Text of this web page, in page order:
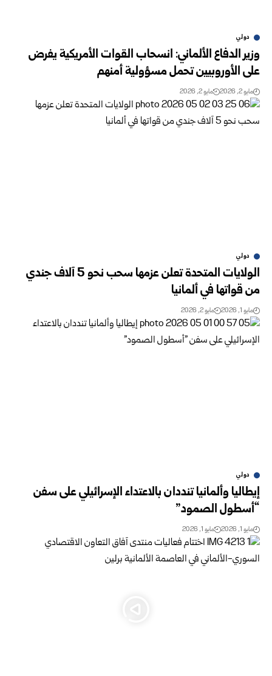
دولي
وزير الدفاع الألماني: انسحاب القوات الأمريكية يفرض
على الأوروبيين تحمل مسؤولية أمنهم
مايو 2, 2026 مايو 2, 2026
دولي
الولايات المتحدة تعلن عزمها سحب نحو 5 آلاف جندي
من قواتها في ألمانيا
مايو 1, 2026 مايو 2, 2026
دولي
إيطاليا وألمانيا تنددان بالاعتداء الإسرائيلي على سفن
“أسطول الصمود”
مايو 1, 2026 مايو 1, 2026